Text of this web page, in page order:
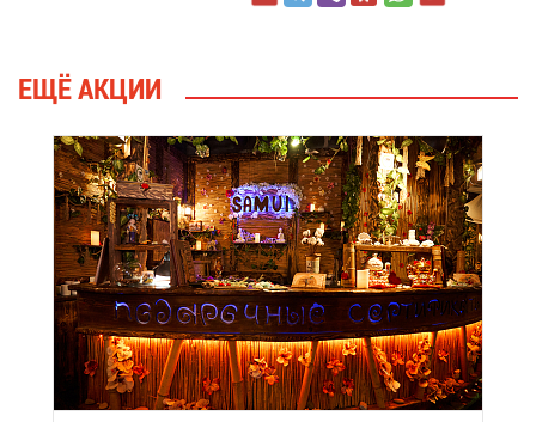
ЕЩЁ АК­ЦИИ